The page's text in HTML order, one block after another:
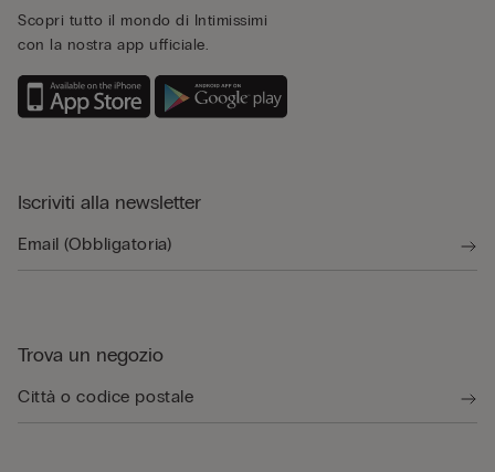
Scopri tutto il mondo di Intimissimi
con la nostra app ufficiale.
Iscriviti alla newsletter
Trova un negozio